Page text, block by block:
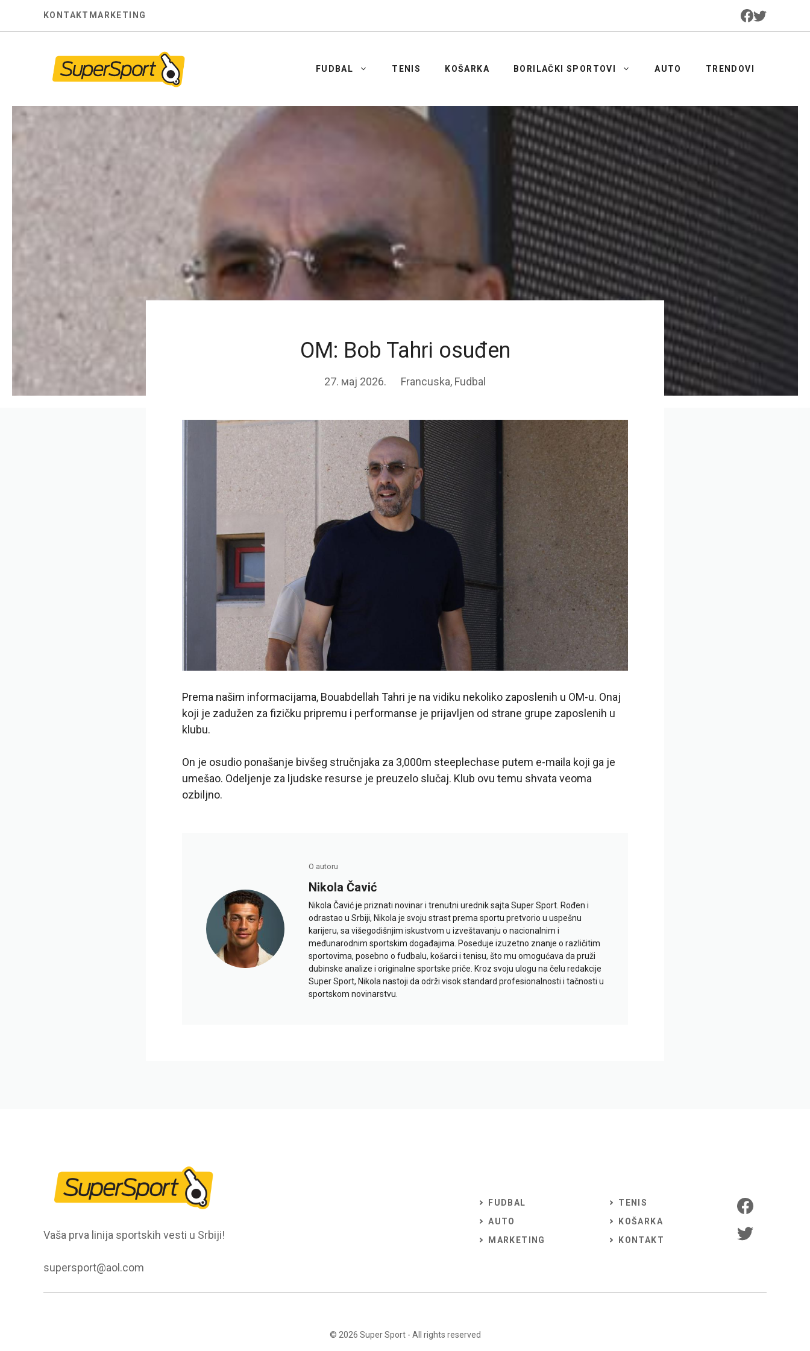
KONTAKT MARKETING
FUDBAL TENIS KOŠARKA BORILAČKI SPORTOVI AUTO TRENDOVI
OM: Bob Tahri osuđen
27. мај 2026. Francuska, Fudbal
Prema našim informacijama, Bouabdellah Tahri je na vidiku nekoliko zaposlenih u OM-u. Onaj
koji je zadužen za fizičku pripremu i performanse je prijavljen od strane grupe zaposlenih u
klubu.
On je osudio ponašanje bivšeg stručnjaka za 3,000m steeplechase putem e-maila koji ga je
umešao. Odeljenje za ljudske resurse je preuzelo slučaj. Klub ovu temu shvata veoma
ozbiljno.
O autoru
Nikola Čavić
Nikola Čavić je priznati novinar i trenutni urednik sajta Super Sport. Rođen i
odrastao u Srbiji, Nikola je svoju strast prema sportu pretvorio u uspešnu
karijeru, sa višegodišnjim iskustvom u izveštavanju o nacionalnim i
međunarodnim sportskim događajima. Poseduje izuzetno znanje o različitim
sportovima, posebno o fudbalu, košarci i tenisu, što mu omogućava da pruži
dubinske analize i originalne sportske priče. Kroz svoju ulogu na čelu redakcije
Super Sport, Nikola nastoji da održi visok standard profesionalnosti i tačnosti u
sportskom novinarstvu.
Vaša prva linija sportskih vesti u Srbiji!
supersport@aol.com
FUDBAL
AUTO
MARKETING
TENIS
KOŠARKA
KONTAKT
© 2026 Super Sport- All rights reserved